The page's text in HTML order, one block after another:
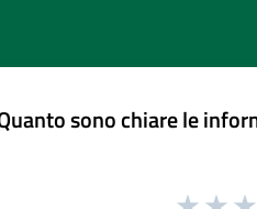
sono chiare le